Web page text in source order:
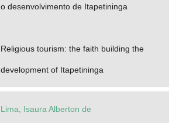
o desenvolvimento de Itapetininga
Religious tourism: the faith building the
development of Itapetininga
Lima, Isaura Alberton de